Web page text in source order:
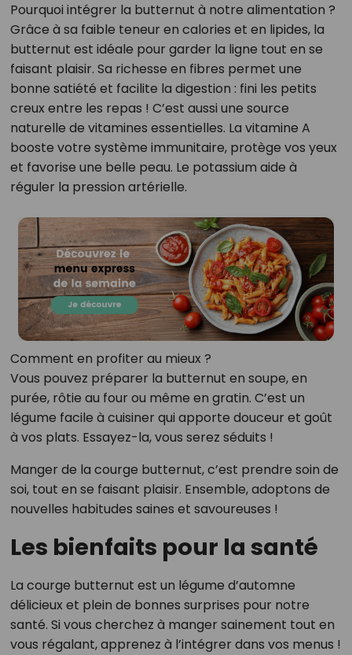
Pourquoi intégrer la butternut à notre alimentation ?
Grâce à sa faible teneur en calories et en lipides, la
butternut est idéale pour garder la ligne tout en se
faisant plaisir. Sa richesse en fibres permet une
bonne satiété et facilite la digestion : fini les petits
creux entre les repas ! C’est aussi une source
naturelle de vitamines essentielles. La vitamine A
booste votre système immunitaire, protège vos yeux
et favorise une belle peau. Le potassium aide à
réguler la pression artérielle.
Comment en profiter au mieux ?
Vous pouvez préparer la butternut en soupe, en
purée, rôtie au four ou même en gratin. C’est un
légume facile à cuisiner qui apporte douceur et goût
à vos plats. Essayez-la, vous serez séduits !
Manger de la courge butternut, c’est prendre soin de
soi, tout en se faisant plaisir. Ensemble, adoptons de
nouvelles habitudes saines et savoureuses !
Les bienfaits pour la santé
La courge butternut est un légume d’automne
délicieux et plein de bonnes surprises pour notre
santé. Si vous cherchez à manger sainement tout en
vous régalant, apprenez à l’intégrer dans vos menus !